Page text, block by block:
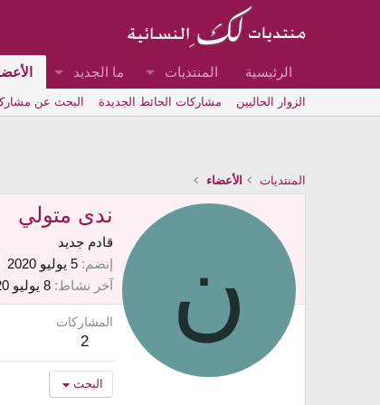
الرئيسية المنتديات ما الجديد
الزوار الحاليين مشاركات الحائط الجديدة البحث عن
المنتديات الأعضاء
ن
ندى متولي
قادم جديد
إنضم 5 يوليو 2020
آخر نشاط 8 يوليو 2020
المشاركات
2
البحث